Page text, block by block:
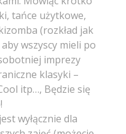
tańce użytkowe,
(rozkład jak
wszyscy mieli po
imprezy
klasyki –
itp…, Będzie się
wyłącznie dla